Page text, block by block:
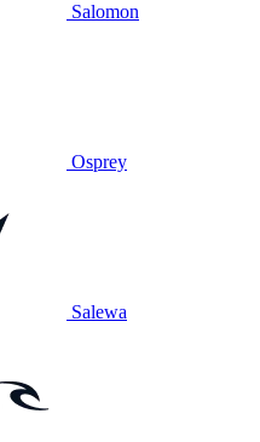
Salomon
Osprey
Salewa